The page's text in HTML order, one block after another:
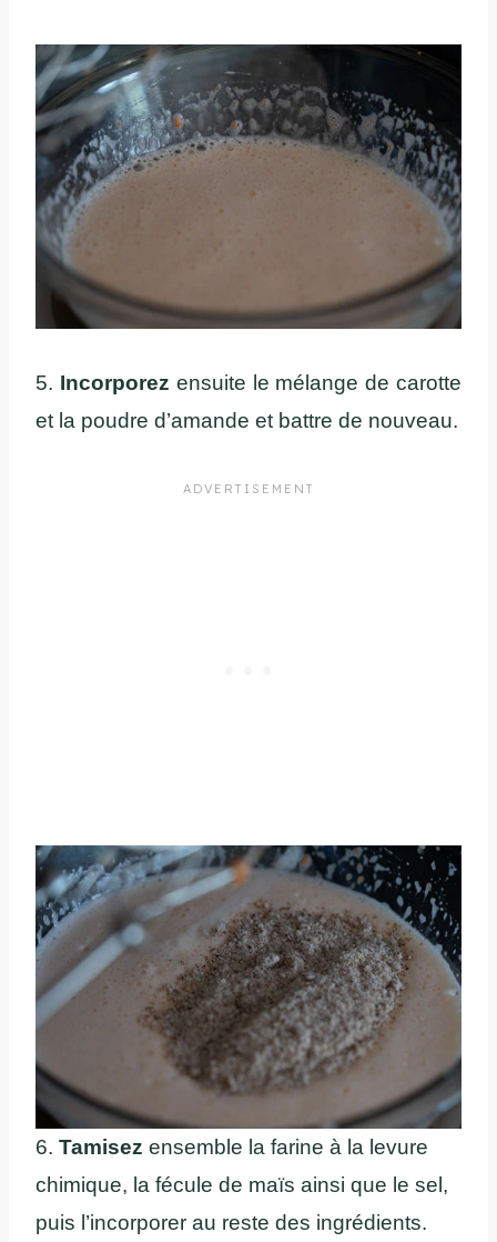
5. Incorporez ensuite le mélange de carotte
et la poudre d’amande et battre de nouveau.
6. Tamisez ensemble la farine à la levure
chimique, la fécule de maïs ainsi que le sel,
puis l’incorporer au reste des ingrédients.